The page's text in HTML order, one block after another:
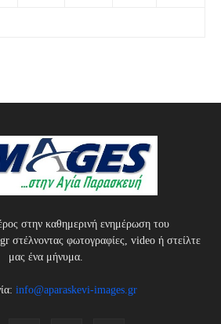
στην καθημερινή ενημέρωση του
στέλνοντας φωτογραφίες, video ή στείλτε
μας ένα μήνυμα.
info@aparaskevi-images.gr